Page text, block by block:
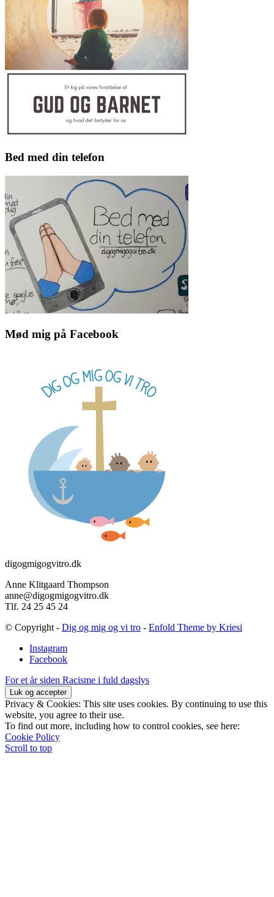
Bed med din telefon
Mød mig på Facebook
digogmigogvitro.dk
Anne Klitgaard Thompson
anne@digogmigogvitro.dk
Tlf. 24 25 45 24
© Copyright - Dig og mig og vi tro - Enfold Theme by Kriesi
Instagram
Facebook
For et år siden Racisme i fuld dagslys
Privacy & Cookies: This site uses cookies. By continuing to use this
website, you agree to their use.
To find out more, including how to control cookies, see here:
Cookie Policy
Scroll to top